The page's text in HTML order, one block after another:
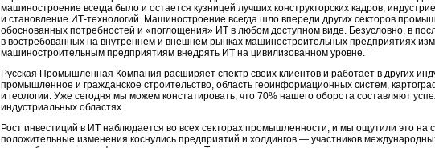
машиностроение всегда было и остается кузницей лучших конструкторских кадров,
и становление ИТ-технологий. Машиностроение всегда шло впереди других секторов
обоснованных потребностей и «поглощения» ИТ в любом доступном виде. Безусловно, в
в востребованных на внутреннем и внешнем рынках машиностроительных предприятиях
машиностроительным предприятиям внедрять ИТ на цивилизованном уровне.
Русская Промышленная Компания расширяет спектр своих клиентов и работает в других
промышленное и гражданское строительство, область геоинформационных систем,
и геологии. Уже сегодня мы можем констатировать, что 70% нашего оборота составляют
индустриальных областях.
Рост инвестиций в ИТ наблюдается во всех секторах промышленности, и мы ощутили это на
положительные изменения коснулись предприятий и холдингов — участников